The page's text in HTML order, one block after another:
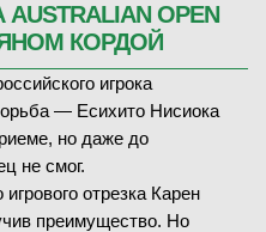
OPEN
КОРДОЙ
игрока
— Есихито Нисиока
но даже до
не смог.
отрезка Карен
преимущество. Но